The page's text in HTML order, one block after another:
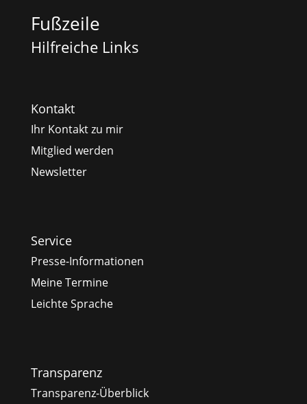
Fußzeile
Hilfreiche Links
Kontakt
Ihr Kontakt zu mir
Mitglied werden
Newsletter
Service
Presse-Informationen
Meine Termine
Leichte Sprache
Transparenz
Transparenz-Überblick